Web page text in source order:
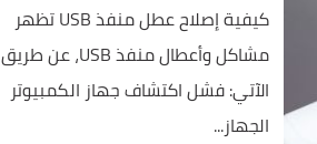
كيفية إصلاح عطل منفذ USB تظهر
مشاكل وأعطال منفذ USB، عن طريق
الآتي: فشل اكتشاف جهاز الكمبيوتر
الجهاز...